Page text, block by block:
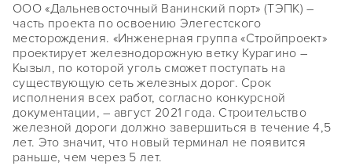
ООО «Дальневосточный Ванинский порт» (ТЭПК) –
часть проекта по освоению Элегестского
месторождения. «Инженерная группа «Стройпроект»
проектирует железнодорожную ветку Курагино –
Кызыл, по которой уголь сможет поступать на
существующую сеть железных дорог. Срок
исполнения всех работ, согласно конкурсной
документации, – август 2021 года. Строительство
железной дороги должно завершиться в течение 4,5
лет. Это значит, что новый терминал не появится
раньше, чем через 5 лет.